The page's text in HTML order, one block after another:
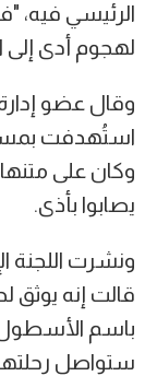
الرئيسي فيه،
لهجوم أدى إلى
وقال عضو
استُهدفت
وكان على
يصابوا بأذى.
ونشرت اللجنة
قالت إنه يوثق
باسم
ستواصل رحلتها